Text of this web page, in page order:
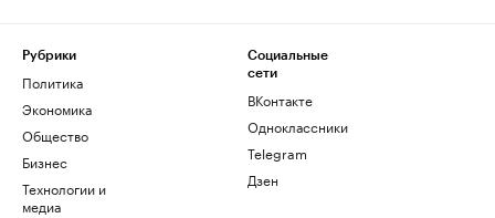
Рубрики
Политика
Экономика
Общество
Бизнес
Технологии и
медиа
Социальные
сети
ВКонтакте
Одноклассники
Telegram
Дзен